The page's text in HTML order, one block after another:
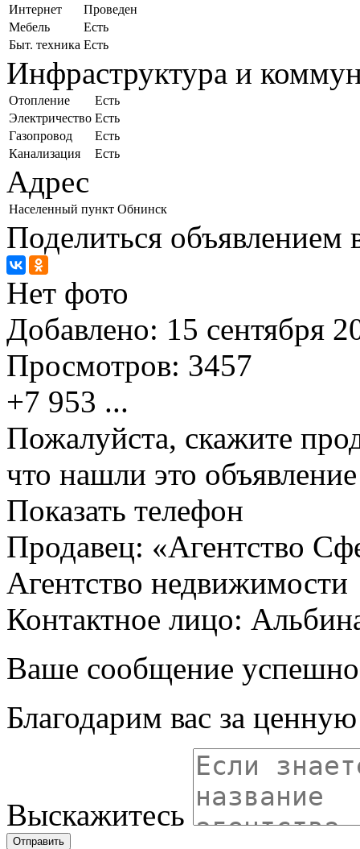
Интернет
Проведен
Мебель
Есть
Быт. техника Есть
Инфраструктура и
Отопление
Есть
Электричество Есть
Газопровод
Есть
Канализация
Есть
Адрес
Населенный пункт Обнинск
Поделиться объявлением
Нет фото
Добавлено: 15 сентября
Просмотров: 3457
+7 953 ...
Пожалуйста, скажите
что нашли это
Показать телефон
Продавец: «Агентство
Агентство недвижимости
Контактное лицо:
Ваше сообщение успешно
Благодарим вас за
Выскажитесь
Отправить